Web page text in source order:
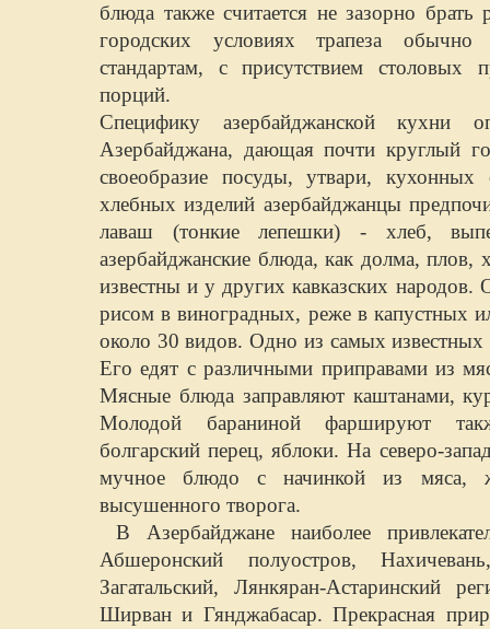
блюда также считается не зазорно
городских условиях трапеза
стандартам, с присутствием столовых
порций.
Специфику азербайджанской кухни
Азербайджана, дающая почти круглый
своеобразие посуды, утвари,
хлебных изделий азербайджанцы
лаваш (тонкие лепешки) - хлеб,
азербайджанские блюда, как долма,
известны и у других кавказских
рисом в виноградных, реже в капустных
около 30 видов. Одно из самых
Его едят с различными приправами из
Мясные блюда заправляют каштанами,
Молодой бараниной фаршируют
болгарский перец, яблоки. На северо-
мучное блюдо с начинкой из мяса,
высушенного творога.
В Азербайджане наиболее
Абшеронский полуостров,
Загатальский, Лянкяран-Астаринский
Ширван и Гянджабасар. Прекрасная